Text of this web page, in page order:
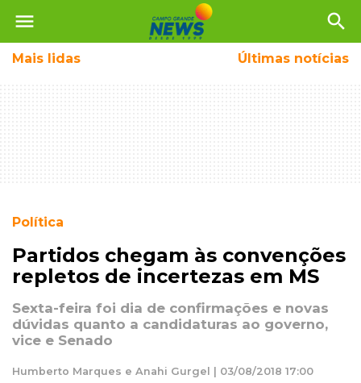
menu search
Mais lidas Últimas notícias
Política
Partidos chegam às convenções
repletos de incertezas em MS
Sexta-feira foi dia de confirmações e novas
dúvidas quanto a candidaturas ao governo,
vice e Senado
Humberto Marques e Anahi Gurgel | 03/08/2018 17:00